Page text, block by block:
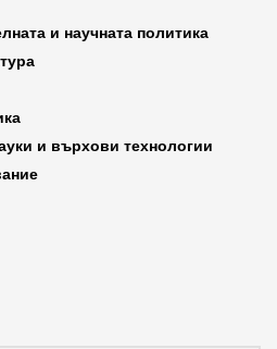
и научната политика
и върхови технологии